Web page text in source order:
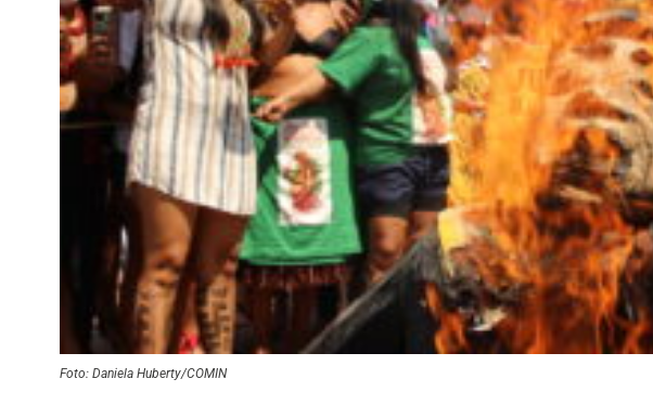
Foto: Daniela Huberty/COMIN